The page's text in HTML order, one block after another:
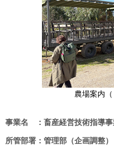
農場案内（
事業名 ：畜産経営技術指導事
所管部署：管理部（企画調整）